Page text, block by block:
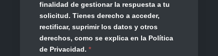
finalidad de gestionar la respuesta a tu
solicitud. Tienes derecho a acceder,
rectificar, suprimir los datos y otros
derechos, como se explica en la Política
de Privacidad.*